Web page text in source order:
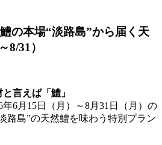
の本場“淡路島”から届く天
8/31）
言えば「鱧」
6月15日（月）～8月31日（月）の
路島”の天然鱧を味わう特別プラン